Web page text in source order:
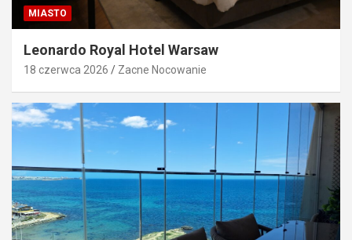
MIASTO
Leonardo Royal Hotel Warsaw
18 czerwca 2026 Zacne Nocowanie